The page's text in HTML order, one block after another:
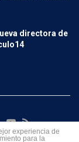
directora de
experiencia de
para la